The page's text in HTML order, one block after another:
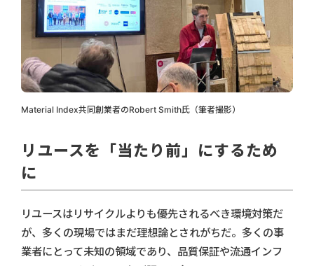
Material Index共同創業者のRobert Smith氏（筆者撮影）
リユースを「当たり前」にするため
に
リユースはリサイクルよりも優先されるべき環境対策だ
が、多くの現場ではまだ理想論とされがちだ。多くの事
業者にとって未知の領域であり、品質保証や流通インフ